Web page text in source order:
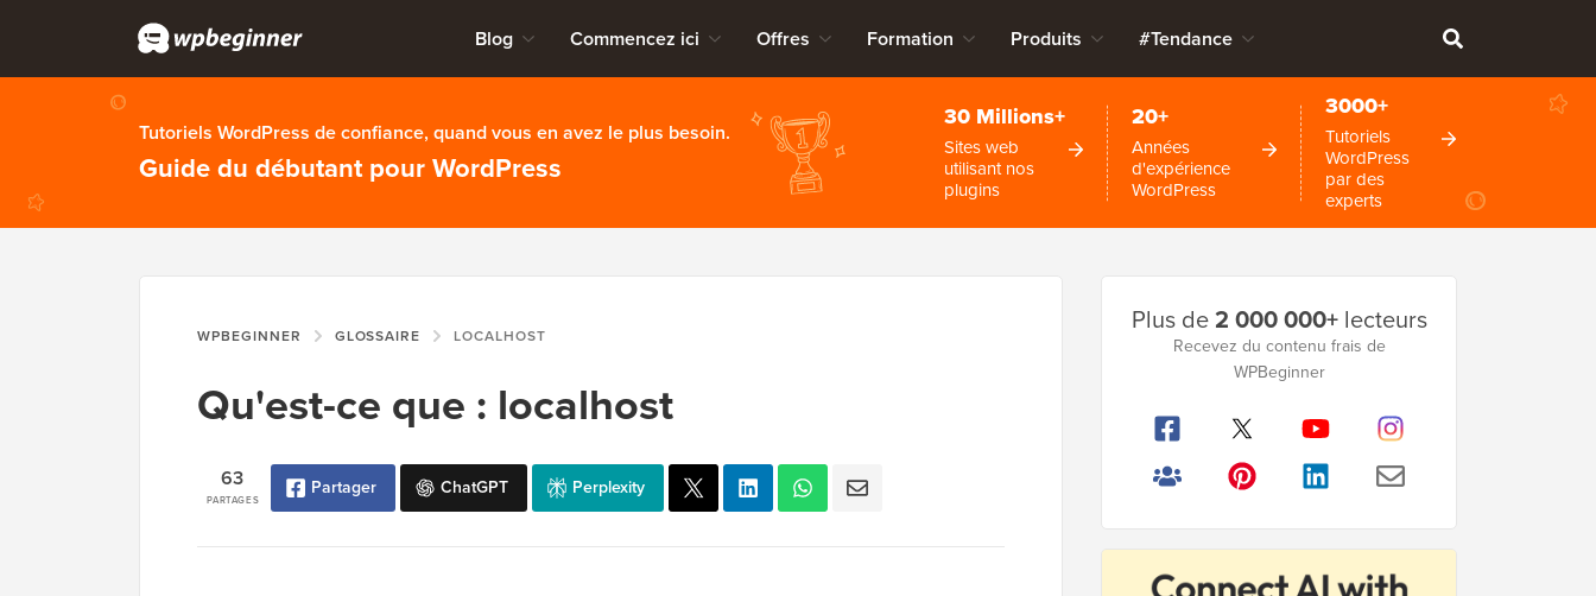
Blog Commencez ici Offres Formation Produits #Tendance
Tutoriels WordPress de confiance, quand vous en avez le plus besoin.
Guide du débutant pour WordPress
30 Millions+
Sites web
utilisant nos
plugins
20+
Années
d'expérience
WordPress
3000+
Tutoriels
WordPress
par des
experts
WPBEGINNER GLOSSAIRE LOCALHOST
Qu'est-ce que : localhost
PARTAGES
63 Partager ChatGPT Perplexity
latérale
Plus de2 000 000+lecteurs
Recevez du contenu frais de
WPBeginner